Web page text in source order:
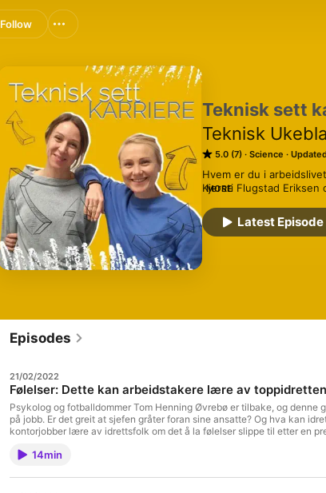
Teknisk sett
Teknisk
5.0 (7) Science
Hvem er du i
Kjersti Flugstad Eriksen
utvikle deg som
MORE
Latest Episode
Follow
Episodes
21/02/2022
Følelser: Dette kan arbeidstakere lære av toppidretten
Psykolog og fotballdommer Tom Henning Øvrebø er tilbake, og denne
på jobb. Er det greit at sjefen gråter foran sine ansatte? Og hva kan
kontorjobber lære av idrettsfolk om det å la følelser slippe til etter en
idrettshøyskole der han forsker på mental helse i toppidretten.
karriere@tumedia.no See omnystudio.com/listener for privacy
14min